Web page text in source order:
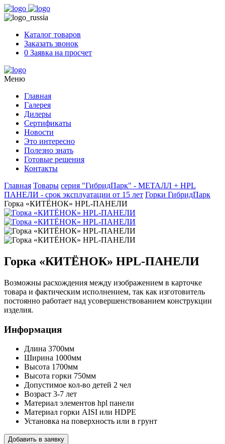
Skip
to
Каталог товаров
Заказать звонок
0 Заявка на просчет
Меню
Главная
Галерея
Дилеры
Сертификаты
Новости
Это интересно
Полезно знать
Готовые решения
Контакты
Главная Товары серия "ГибридПарк" - МЕТАЛЛ + HPL
ПАНЕЛИ - срок эксплуатации от 15 лет Горки ГибридПарк
Горка «КИТЁНОК» HPL-ПАНЕЛИ
Горка «КИТЁНОК» HPL-ПАНЕЛИ
Возможны расхождения между изображением в карточке
товара и фактическим исполнением, так как изготовитель
постоянно работает над усовершенствованием конструкции
изделия.
Информация
Длина 3700мм
Ширина 1000мм
Высота 1700мм
Высота горки 750мм
Допустимое кол-во детей 2 чел
Возраст 3-7 лет
Материал элементов hpl панели
Материал горки AISI или HDPE
Установка на поверхность или в грунт
Добавить в заявку